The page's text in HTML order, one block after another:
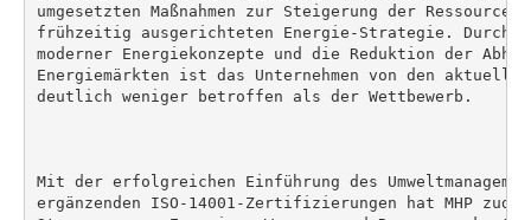
umgesetzten Maßnahmen zur Steigerung der
frühzeitig ausgerichteten Energie-Strategie. Durch
moderner Energiekonzepte und die Reduktion der
Energiemärkten ist das Unternehmen von den
deutlich weniger betroffen als der Wettbewerb.
Mit der erfolgreichen Einführung des
ergänzenden ISO-14001-Zertifizierungen hat MHP